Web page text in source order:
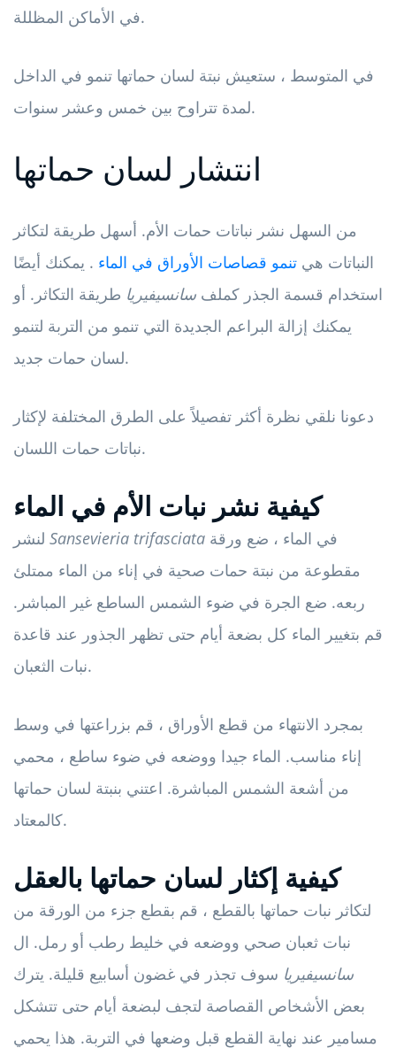
في الأماكن المظللة.
في المتوسط ​​، ستعيش نبتة لسان حماتها تنمو في الداخل
لمدة تتراوح بين خمس وعشر سنوات.
انتشار لسان حماتها
من السهل نشر نباتات حمات الأم. أسهل طريقة لتكاثر
النباتات هي تنمو قصاصات الأوراق في الماء . يمكنك أيضًا
استخدام قسمة الجذر كملف سانسيفيريا طريقة التكاثر. أو
يمكنك إزالة البراعم الجديدة التي تنمو من التربة لتنمو
لسان حمات جديد.
دعونا نلقي نظرة أكثر تفصيلاً على الطرق المختلفة لإكثار
نباتات حمات اللسان.
كيفية نشر نبات الأم في الماء
Sansevieria trifasciata
مقطوعة من نبتة حمات صحية في إناء من الماء ممتلئ
ربعه. ضع الجرة في ضوء الشمس الساطع غير المباشر.
قم بتغيير الماء كل بضعة أيام حتى تظهر الجذور عند قاعدة
نبات الثعبان.
بمجرد الانتهاء من قطع الأوراق ، قم بزراعتها في وسط
إناء مناسب. الماء جيدا ووضعه في ضوء ساطع ، محمي
من أشعة الشمس المباشرة. اعتني بنبتة لسان حماتها
كالمعتاد.
كيفية إكثار لسان حماتها بالعقل
لتكاثر نبات حماتها بالقطع ، قم بقطع جزء من الورقة من
نبات ثعبان صحي ووضعه في خليط رطب أو رمل. ال
سانسيفيريا سوف تجذر في غضون أسابيع قليلة. يترك
بعض الأشخاص القصاصة لتجف لبضعة أيام حتى تتشكل
مسامير عند نهاية القطع قبل وضعها في التربة. هذا يحمي